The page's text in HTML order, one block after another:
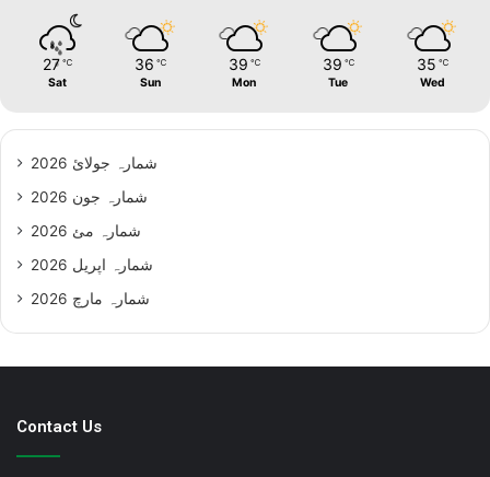
27 ℃
Sat
36 ℃
Sun
39 ℃
Mon
39 ℃
Tue
35 ℃
Wed
شمارہ جولائ 2026
شمارہ جون 2026
شمارہ مئ 2026
شمارہ اپریل 2026
شمارہ مارچ 2026
Contact Us